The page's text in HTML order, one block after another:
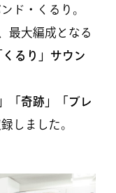
ド・くるり。
最大編成となる
るり」サウン
「奇跡」「ブレ
しました。